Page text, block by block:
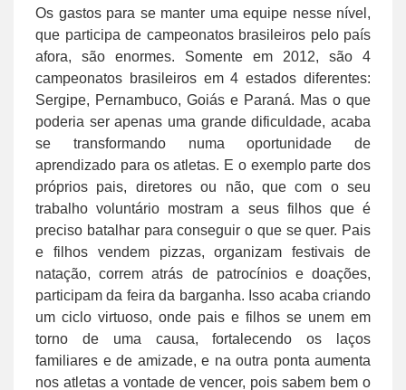
Os gastos para se manter uma equipe nesse nível,
que participa de campeonatos brasileiros pelo país
afora, são enormes. Somente em 2012, são 4
campeonatos brasileiros em 4 estados diferentes:
Sergipe, Pernambuco, Goiás e Paraná. Mas o que
poderia ser apenas uma grande dificuldade, acaba
se transformando numa oportunidade de
aprendizado para os atletas. E o exemplo parte dos
próprios pais, diretores ou não, que com o seu
trabalho voluntário mostram a seus filhos que é
preciso batalhar para conseguir o que se quer. Pais
e filhos vendem pizzas, organizam festivais de
natação, correm atrás de patrocínios e doações,
participam da feira da barganha. Isso acaba criando
um ciclo virtuoso, onde pais e filhos se unem em
torno de uma causa, fortalecendo os laços
familiares e de amizade, e na outra ponta aumenta
nos atletas a vontade de vencer, pois sabem bem o